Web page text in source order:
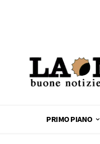
PRIMO PIANO